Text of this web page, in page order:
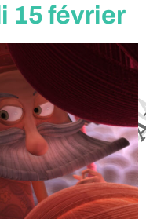
15 février